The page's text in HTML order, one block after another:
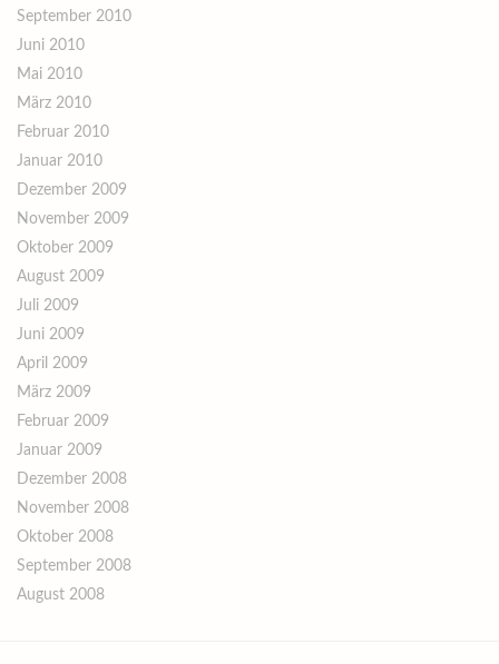
September 2010
Juni 2010
Mai 2010
März 2010
Februar 2010
Januar 2010
Dezember 2009
November 2009
Oktober 2009
August 2009
Juli 2009
Juni 2009
April 2009
März 2009
Februar 2009
Januar 2009
Dezember 2008
November 2008
Oktober 2008
September 2008
August 2008